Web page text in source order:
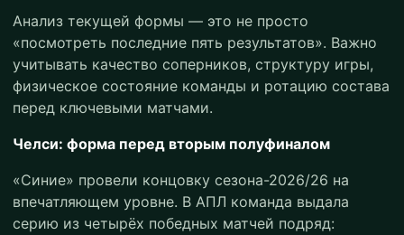
Анализ текущей формы — это не просто
«посмотреть последние пять результатов». Важно
учитывать качество соперников, структуру игры,
физическое состояние команды и ротацию состава
перед ключевыми матчами.
Челси: форма перед вторым полуфиналом
«Синие» провели концовку сезона-2026/26 на
впечатляющем уровне. В АПЛ команда выдала
серию из четырёх победных матчей подряд: